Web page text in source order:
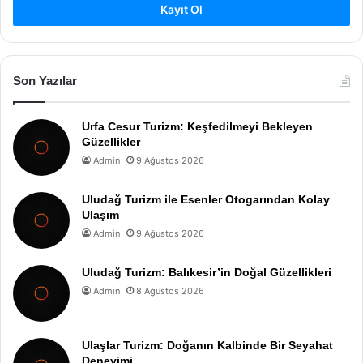
Kayıt Ol
Son Yazılar
Urfa Cesur Turizm: Keşfedilmeyi Bekleyen
Güzellikler
Admin 9 Ağustos 2026
Uludağ Turizm ile Esenler Otogarından Kolay
Ulaşım
Admin 9 Ağustos 2026
Uludağ Turizm: Balıkesir’in Doğal Güzellikleri
Admin 8 Ağustos 2026
Ulaşlar Turizm: Doğanın Kalbinde Bir Seyahat